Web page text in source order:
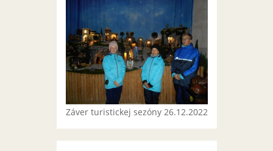
Záver turistickej sezóny 26.12.2022